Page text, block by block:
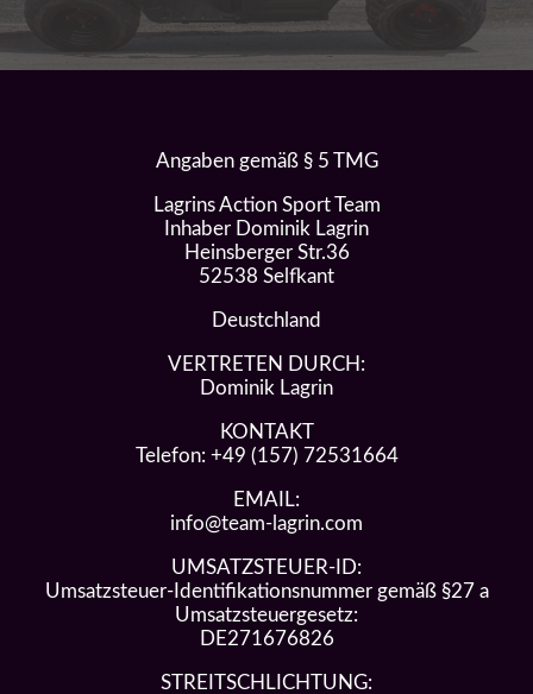
Angaben gemäß § 5 TMG
Lagrins Action Sport Team
Inhaber Dominik Lagrin
Heinsberger Str.36
52538 Selfkant
Deustchland
VERTRETEN DURCH:
Dominik Lagrin
KONTAKT
Telefon: ‪+49 (157) 72531664‬
EMAIL:
info@team-lagrin.com
UMSATZSTEUER-ID:
Umsatzsteuer-Identifikationsnummer gemäß §27 a
Umsatzsteuergesetz:
DE271676826
STREITSCHLICHTUNG: